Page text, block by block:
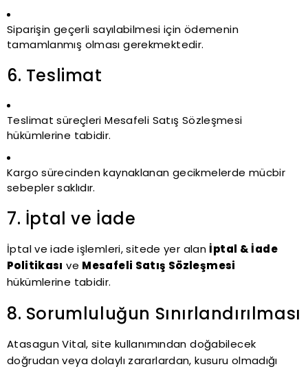
Siparişin geçerli sayılabilmesi için ödemenin
tamamlanmış olması gerekmektedir.
6. Teslimat
Teslimat süreçleri Mesafeli Satış Sözleşmesi
hükümlerine tabidir.
Kargo sürecinden kaynaklanan gecikmelerde mücbir
sebepler saklıdır.
7. İptal ve İade
İptal ve iade işlemleri, sitede yer alanİptal & İade
Politikası ve Mesafeli Satış Sözleşmesi
hükümlerine tabidir.
8. Sorumluluğun Sınırlandırılması
Atasagun Vital, site kullanımından doğabilecek
doğrudan veya dolaylı zararlardan, kusuru olmadığı